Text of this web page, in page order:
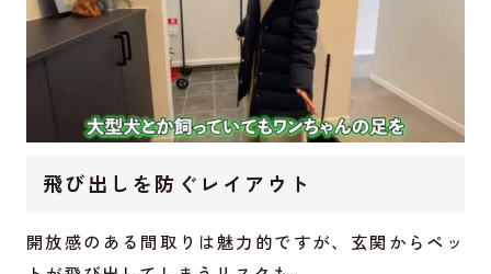
飛び出しを防ぐレイアウト
開放感のある間取りは魅力的ですが、玄関からペッ